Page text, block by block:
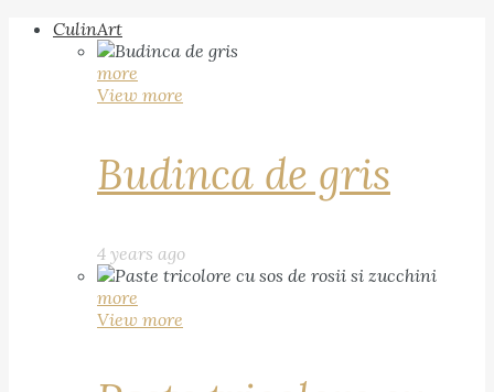
CulinArt
more
View more
Budinca de gris
4 years ago
more
View more